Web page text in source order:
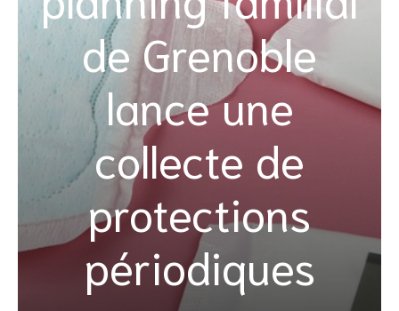
de Grenoble
lance une
collecte de
protections
périodiques